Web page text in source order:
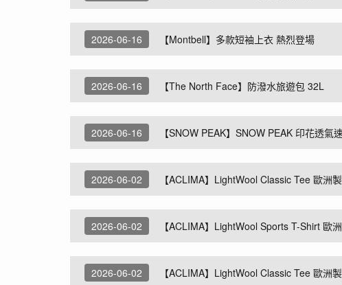
2026-06-16 【Montbell】多款短袖上衣 熱烈登場
2026-06-16 【The North Face】防潑水旅遊包 32L
2026-06-16 【SNOW PEAK】SNOW PEAK 印花透氣
2026-06-02 【ACLIMA】LightWool Classic Tee 歐洲
2026-06-02 【ACLIMA】LightWool Sports T-Shirt 歐
2026-06-02 【ACLIMA】LightWool Classic Tee 歐洲